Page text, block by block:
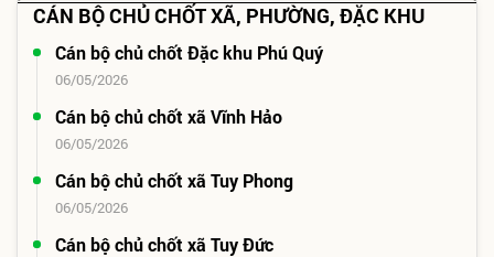
CÁN BỘ CHỦ CHỐT XÃ, PHƯỜNG, ĐẶC KHU
Cán bộ chủ chốt Đặc khu Phú Quý
06/05/2026
Cán bộ chủ chốt xã Vĩnh Hảo
06/05/2026
Cán bộ chủ chốt xã Tuy Phong
06/05/2026
Cán bộ chủ chốt xã Tuy Đức